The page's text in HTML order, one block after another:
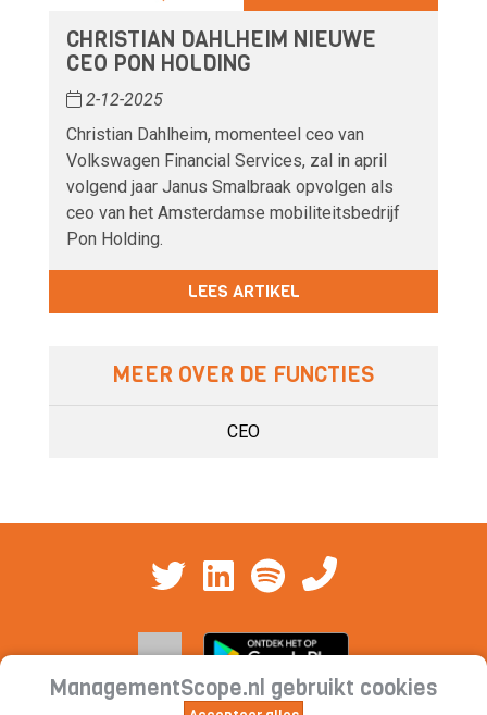
CHRISTIAN DAHLHEIM NIEUWE
CEO PON HOLDING
2-12-2025
Christian Dahlheim, momenteel ceo van
Volkswagen Financial Services, zal in april
volgend jaar Janus Smalbraak opvolgen als
ceo van het Amsterdamse mobiliteitsbedrijf
Pon Holding.
LEES ARTIKEL
MEER OVER DE FUNCTIES
CEO
ManagementScope.nl gebruikt cookies